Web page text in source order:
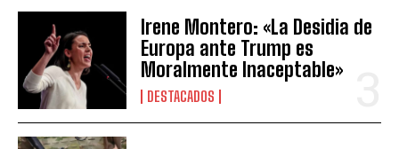
Irene Montero: «La Desidia de
Europa ante Trump es
Moralmente Inaceptable»
DESTACADOS